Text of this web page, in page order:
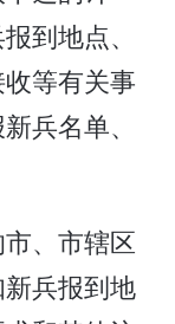
到地点、
等有关事
兵名单、
市、市辖区
兵报到地